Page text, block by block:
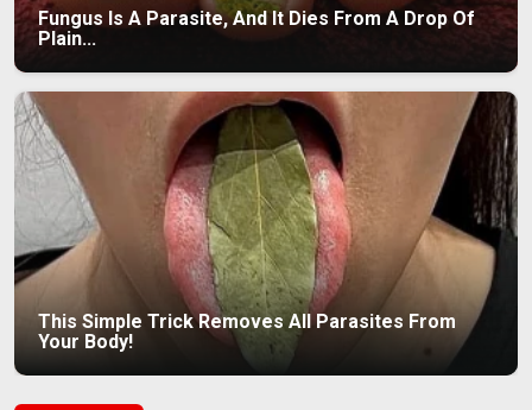
Fungus Is A Parasite, And It Dies From A Drop Of
Plain...
This Simple Trick Removes All Parasites From
Your Body!